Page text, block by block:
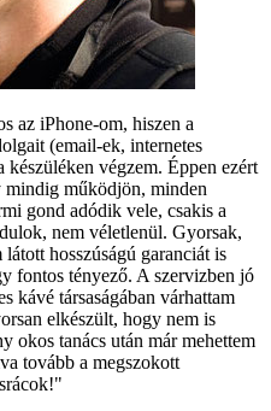
az iPhone-om, hiszen a
(email-ek, internetes
végzem. Éppen ezért
működjön, minden
gond adódik vele, csakis a
nem véletlenül. Gyorsak,
hosszúságú garanciát is
fontos tényező. A szervizben jó
kávé társaságában várhattam
elkészült, hogy nem is
okos tanács után már mehettem
tovább a megszokott